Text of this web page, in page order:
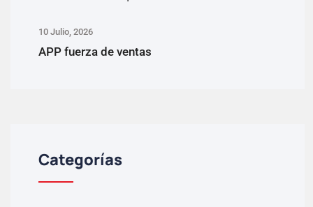
10 Julio, 2026
APP fuerza de ventas
Categorías